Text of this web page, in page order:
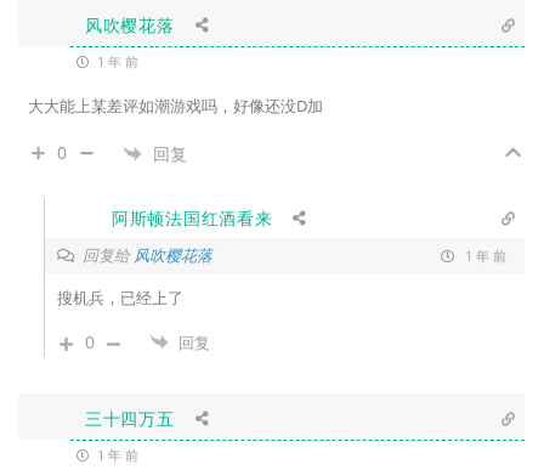
风吹樱花落
1 年 前
大大能上某差评如潮游戏吗，好像还没D加
0 回复
阿斯顿法国红酒看来
回复给风吹樱花落 1 年 前
搜机兵，已经上了
0 回复
三十四万五
1 年 前